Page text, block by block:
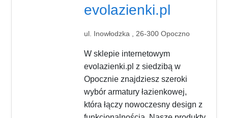
evolazienki.pl
ul. Inowłodzka , 26-300 Opoczno
W sklepie internetowym
evolazienki.pl z siedzibą w
Opocznie znajdziesz szeroki
wybór armatury łazienkowej,
która łączy nowoczesny design z